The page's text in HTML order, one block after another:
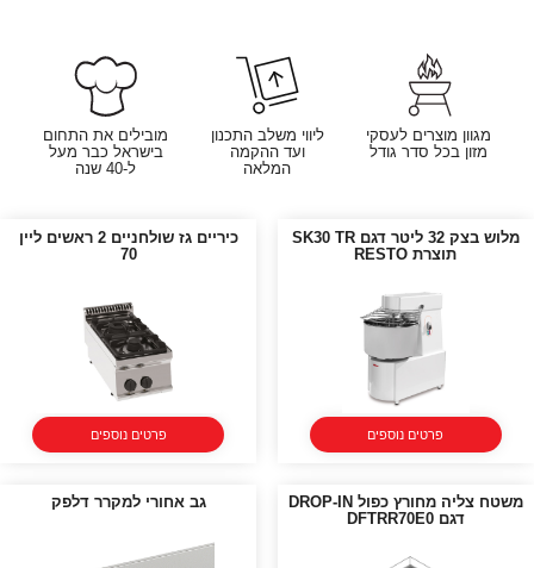
מגוון מוצרים לעסקי
מזון בכל סדר גודל
ליווי משלב התכנון
ועד ההקמה
המלאה
מובילים את התחום
בישראל כבר מעל
ל-40 שנה
מלוש בצק 32 ליטר דגם SK30 TR
תוצרת RESTO
פרטים נוספים
כיריים גז שולחניים 2 ראשים ליין
70
פרטים נוספים
משטח צליה מחורץ כפול DROP-IN
דגם DFTRR70E0
גב אחורי למקרר דלפק